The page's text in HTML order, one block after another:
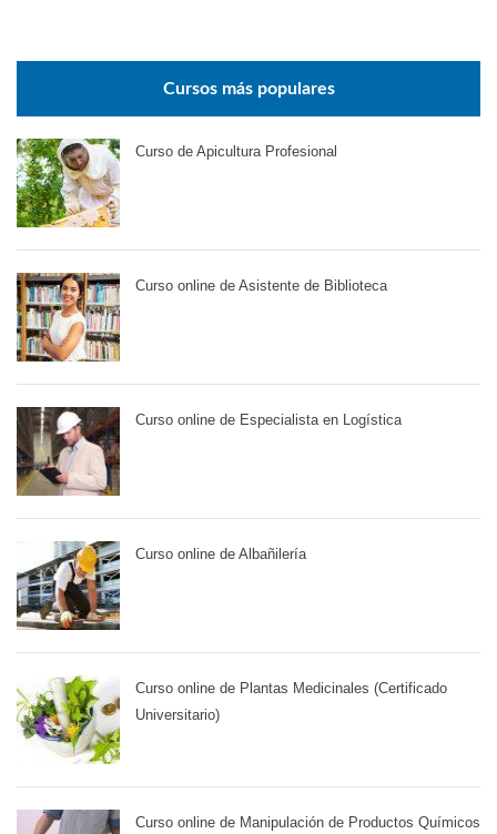
Cursos más populares
Curso de Apicultura Profesional
Curso online de Asistente de Biblioteca
Curso online de Especialista en Logística
Curso online de Albañilería
Curso online de Plantas Medicinales (Certificado
Universitario)
Curso online de Manipulación de Productos Químicos